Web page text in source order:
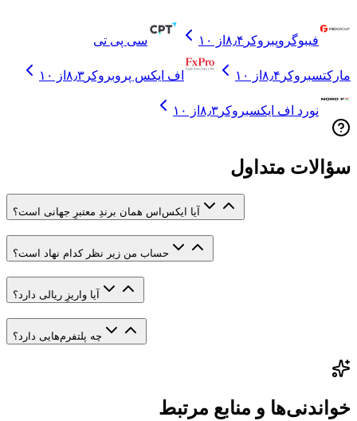
فیبوگروپبروکر ۸٫۴ از ۱۰ سی پی تی
مارکتسبروکر ۸٫۴ از ۱۰ اف ایکس پروبروکر ۸٫۳ از ۱۰
نورد اف ایکسبروکر ۸٫۳ از ۱۰
سؤالات متداول
آیا ایکس‌اس همان برندِ معتبرِ جهانی است؟
حساب من زیر نظر کدام نهاد است؟
آیا واریزِ ریالی دارد؟
چه پلتفرم‌هایی دارد؟
خواندنی‌ها و منابع مرتبط